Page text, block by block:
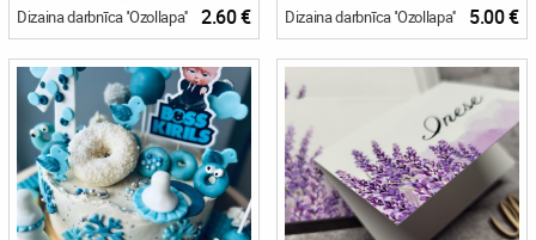
Dizaina darbnīca ''Ozollapa'' 2.60 € Dizaina darbnīca ''Ozollapa'' 5.00 €